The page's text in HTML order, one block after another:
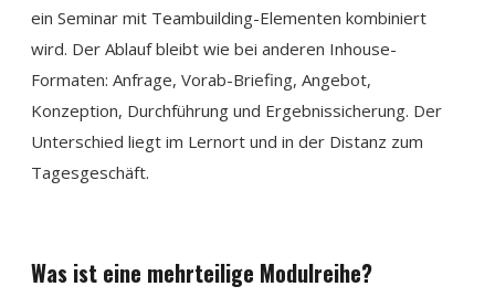
ein Seminar mit Teambuilding-Elementen kombiniert
wird. Der Ablauf bleibt wie bei anderen Inhouse-
Formaten: Anfrage, Vorab-Briefing, Angebot,
Konzeption, Durchführung und Ergebnissicherung. Der
Unterschied liegt im Lernort und in der Distanz zum
Tagesgeschäft.
Was ist eine mehrteilige Modulreihe?